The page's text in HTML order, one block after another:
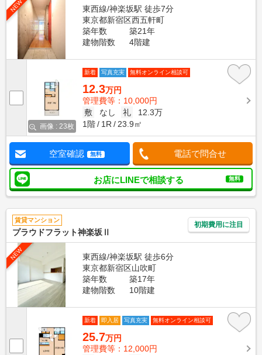
NEW
東西線/神楽坂駅 徒歩7分
東京都新宿区西五軒町
築年数
築21年
建物階数
4階建
画像 : 23枚
新着 写真充実 無料オンライン相談可
12.3万円
管理費等：10,000円
敷
なし 礼
12.3万
1階
1R 23.9㎡
空室確認 無料 電話で問合せ
お店にLINEで相談する 無料
賃貸マンション
プラウドフラット神楽坂Ⅱ
初期費用に注目
NEW
東西線/神楽坂駅 徒歩6分
東京都新宿区山吹町
築年数
築17年
建物階数
10階建
新着 即入居 写真充実 無料オンライン相談可
25.7万円
管理費等：12,000円